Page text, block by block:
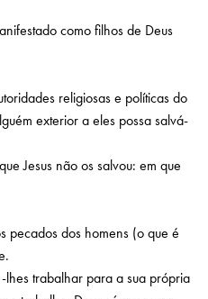
como filhos de Deus
religiosas e políticas do
exterior a eles possa salvá-
Jesus não os salvou: em que
pecados dos homens (o que é
lhes trabalhar para a sua própria